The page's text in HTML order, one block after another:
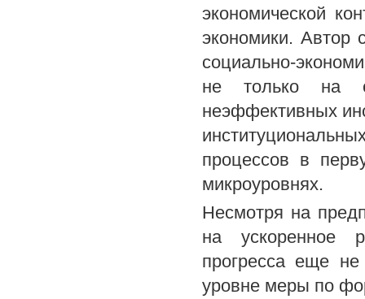
экономической
экономики. Автор
социально-
не только на
неэффективных
процессов в
микроуровнях.
Несмотря на
на ускоренное
прогресса еще
уровне меры по